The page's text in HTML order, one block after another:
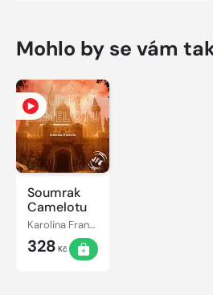
Mohlo by se vám
Soumrak
Camelotu
Karolina Francová
328 Kč